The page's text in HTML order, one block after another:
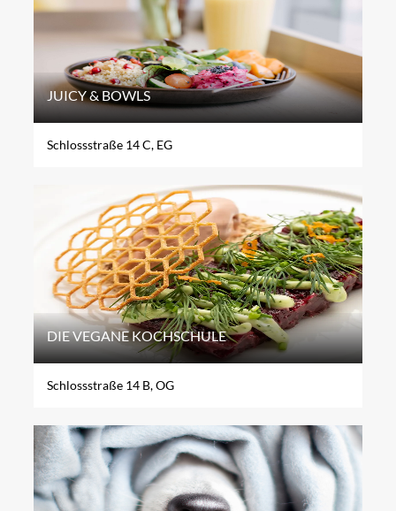
JUICY & BOWLS
Schlossstraße 14 C, EG
DIE VEGANE KOCHSCHULE
Schlossstraße 14 B, OG